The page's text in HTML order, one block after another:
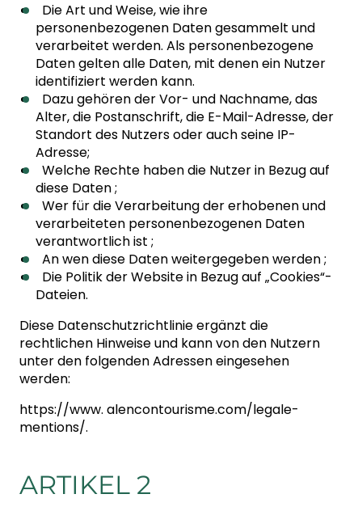
Die Art und Weise, wie ihre
personenbezogenen Daten gesammelt und
verarbeitet werden. Als personenbezogene
Daten gelten alle Daten, mit denen ein Nutzer
identifiziert werden kann.
Dazu gehören der Vor- und Nachname, das
Alter, die Postanschrift, die E-Mail-Adresse, der
Standort des Nutzers oder auch seine IP-
Adresse;
Welche Rechte haben die Nutzer in Bezug auf
diese Daten ;
Wer für die Verarbeitung der erhobenen und
verarbeiteten personenbezogenen Daten
verantwortlich ist ;
An wen diese Daten weitergegeben werden ;
Die Politik der Website in Bezug auf „Cookies“-
Dateien.
Diese Datenschutzrichtlinie ergänzt die
rechtlichen Hinweise und kann von den Nutzern
unter den folgenden Adressen eingesehen
werden:
https://www. alencontourisme.com/legale-
mentions/.
ARTIKEL 2